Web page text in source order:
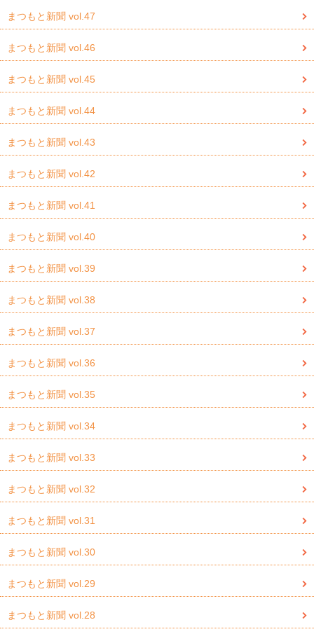
まつもと新聞 vol.47
まつもと新聞 vol.46
まつもと新聞 vol.45
まつもと新聞 vol.44
まつもと新聞 vol.43
まつもと新聞 vol.42
まつもと新聞 vol.41
まつもと新聞 vol.40
まつもと新聞 vol.39
まつもと新聞 vol.38
まつもと新聞 vol.37
まつもと新聞 vol.36
まつもと新聞 vol.35
まつもと新聞 vol.34
まつもと新聞 vol.33
まつもと新聞 vol.32
まつもと新聞 vol.31
まつもと新聞 vol.30
まつもと新聞 vol.29
まつもと新聞 vol.28